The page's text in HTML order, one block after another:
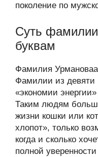
поколение по
Суть
буквам
Фамилия Урмановаа
Фамилии из девяти
«экономии
Таким людям
жизни кошки или
хлопот», только
когда и сколько
полной